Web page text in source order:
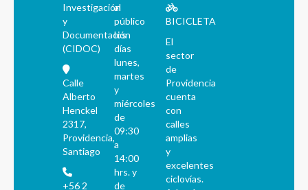
Investigación
y
Documentación
(CIDOC)
Calle
Alberto
Henckel
2317,
Providencia,
Santiago
+56 2
al
público
los
días
lunes,
martes
y
miércoles
de
09:30
a
14:00
hrs. y
de
BICICLETA
El
sector
de
Providencia
cuenta
con
calles
amplias
y
excelentes
ciclovías.